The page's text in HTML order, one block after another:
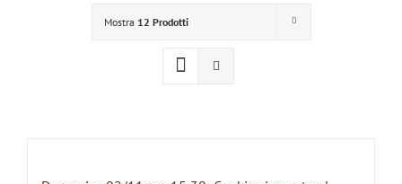
Mostra 12 Prodotti